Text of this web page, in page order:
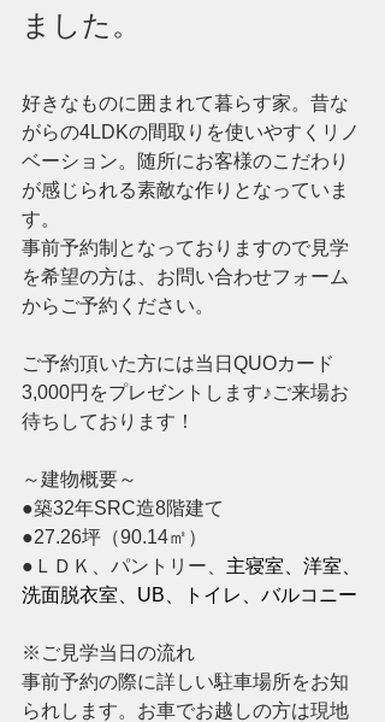
ました。
好きなものに囲まれて暮らす家。昔な
がらの4LDKの間取りを使いやすくリノ
ベーション。随所にお客様のこだわり
が感じられる素敵な作りとなっていま
す。
事前予約制となっておりますので見学
を希望の方は、お問い合わせフォーム
からご予約ください。
ご予約頂いた方には当日QUOカード
3,000円をプレゼントします♪ご来場お
待ちしております！
～建物概要～
●築32年SRC造8階建て
●27.26坪（90.14㎡）
●ＬＤＫ、パントリー、 主寝室、洋室、
洗面脱衣室、UB、トイレ、バルコニー
※ご見学当日の流れ
事前予約の際に詳しい駐車場所をお知
られします。お車でお越しの方は現地